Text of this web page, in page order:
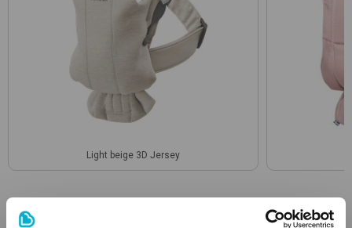
Light beige 3D Jersey